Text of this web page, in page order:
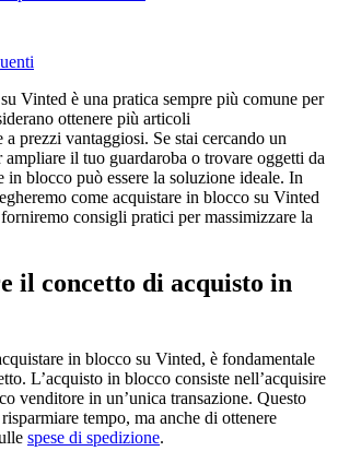
Vinted è una pratica sempre più comune per
ottenere più articoli
a prezzi vantaggiosi. Se stai cercando un
il tuo guardaroba o trovare oggetti da
in blocco può essere la soluzione ideale. In
come acquistare in blocco su Vinted
consigli pratici per massimizzare la
il concetto di acquisto in
in blocco su Vinted, è fondamentale
L’acquisto in blocco consiste nell’acquisire
venditore in un’unica transazione. Questo
tempo, ma anche di ottenere
spese di spedizione.